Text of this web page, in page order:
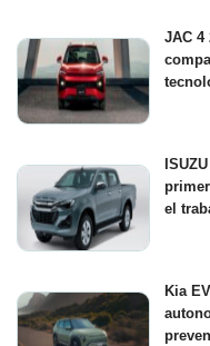
JAC 4
el
Kia